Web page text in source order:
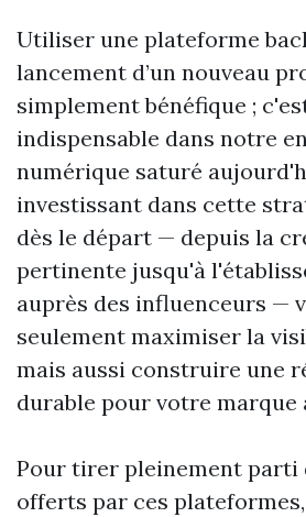
Utiliser une plateforme
lancement d’un nouveau
simplement bénéfique ;
indispensable dans notre
numérique saturé
investissant dans cette
dès le départ — depuis la
pertinente jusqu'à
auprès des influenceurs —
seulement maximiser la
mais aussi construire une
durable pour votre marque
Pour tirer pleinement parti
offerts par ces